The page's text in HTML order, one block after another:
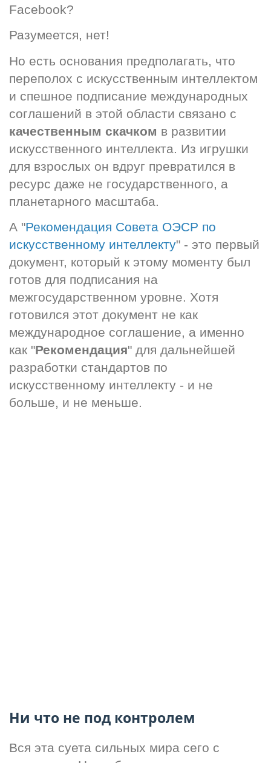
Facebook?
Разумеется, нет!
Но есть основания предполагать, что
переполох с искусственным интеллектом
и спешное подписание международных
качественным скачком в развитии
искусственного интеллекта. Из игрушки
для взрослых он вдруг превратился в
ресурс даже не государственного, а
планетарного масштаба.
А "Рекомендация Совета ОЭСР по
искусственному интеллекту" - это первый
документ, который к этому моменту был
готов для подписания на
межгосударственном уровне. Хотя
готовился этот документ не как
международное соглашение, а именно
как "Рекомендация" для дальнейшей
разработки стандартов по
искусственному интеллекту - и не
больше, и не меньше.
Ни что не под контролем
Вся эта суета сильных мира сего с